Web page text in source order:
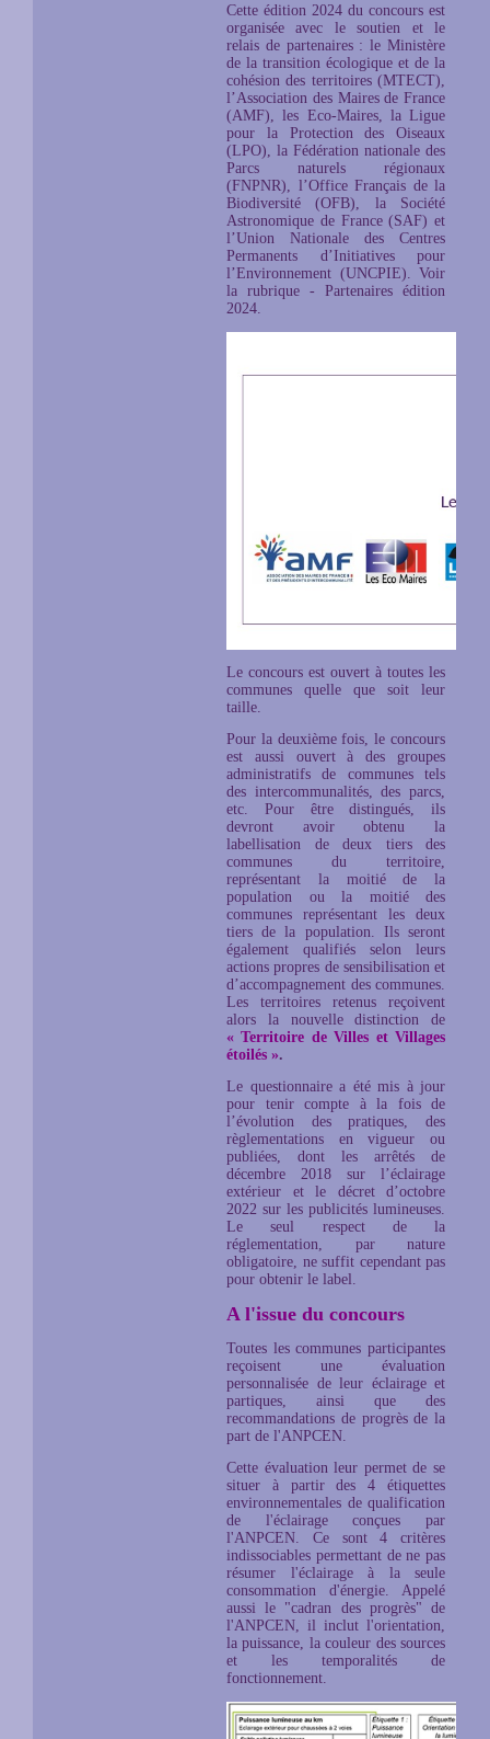
Cette édition 2024 du concours est
organisée avec le soutien et le
relais de partenaires : le Ministère
de la transition écologique et de la
cohésion des territoires (MTECT),
l’Association des Maires de France
(AMF), les Eco-Maires, la Ligue
pour la Protection des Oiseaux
(LPO), la Fédération nationale des
Parcs naturels régionaux
(FNPNR), l’Office Français de la
Biodiversité (OFB), la Société
Astronomique de France (SAF) et
l’Union Nationale des Centres
Permanents d’Initiatives pour
l’Environnement (UNCPIE). Voir
la rubrique - Partenaires édition
2024.
Le concours est ouvert à toutes les
communes quelle que soit leur
taille.
Pour la deuxième fois, le concours
est aussi ouvert à des groupes
administratifs de communes tels
des intercommunalités, des parcs,
etc. Pour être distingués, ils
devront avoir obtenu la
labellisation de deux tiers des
communes du territoire,
représentant la moitié de la
population ou la moitié des
communes représentant les deux
tiers de la population. Ils seront
également qualifiés selon leurs
actions propres de sensibilisation et
d’accompagnement des communes.
Les territoires retenus reçoivent
alors la nouvelle distinction de
« Territoire de Villes et Villages
étoilés ».
Le questionnaire a été mis à jour
pour tenir compte à la fois de
l’évolution des pratiques, des
règlementations en vigueur ou
publiées, dont les arrêtés de
décembre 2018 sur l’éclairage
extérieur et le décret d’octobre
2022 sur les publicités lumineuses.
Le seul respect de la
réglementation, par nature
obligatoire, ne suffit cependant pas
pour obtenir le label.
A l'issue du concours
Toutes les communes participantes
reçoisent une évaluation
personnalisée de leur éclairage et
partiques, ainsi que des
recommandations de progrès de la
part de l'ANPCEN.
Cette évaluation leur permet de se
situer à partir des 4 étiquettes
environnementales de qualification
de l'éclairage conçues par
l'ANPCEN. Ce sont 4 critères
indissociables permettant de ne pas
résumer l'éclairage à la seule
consommation d'énergie. Appelé
aussi le "cadran des progrès" de
l'ANPCEN, il inclut l'orientation,
la puissance, la couleur des sources
et les temporalités de
fonctionnement.